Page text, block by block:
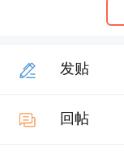
发贴
回帖